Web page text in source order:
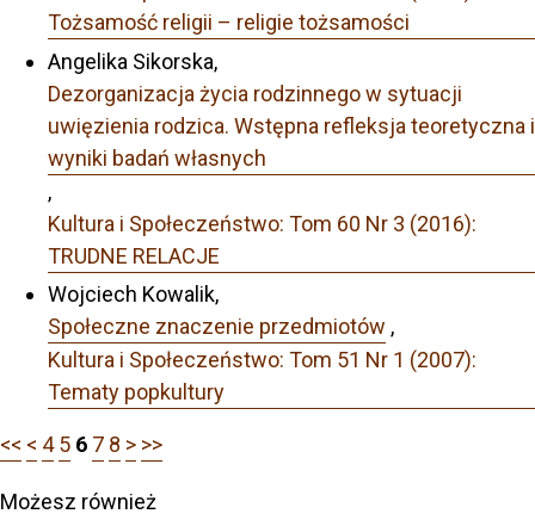
Tożsamość religii – religie tożsamości
Angelika Sikorska,
Dezorganizacja życia rodzinnego w sytuacji
uwięzienia rodzica. Wstępna refleksja teoretyczna i
wyniki badań własnych
,
Kultura i Społeczeństwo: Tom 60 Nr 3 (2016):
TRUDNE RELACJE
Wojciech Kowalik,
Społeczne znaczenie przedmiotów ,
Kultura i Społeczeństwo: Tom 51 Nr 1 (2007):
Tematy popkultury
<< < 4 5 6 7 8 > >>
Możesz również